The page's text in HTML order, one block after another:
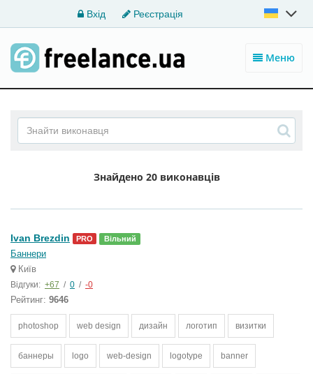
Вхід Реєстрація
Меню
Знайдено 20 виконавців
Ivan Brezdin PRO Вільний
Баннери
Київ
Відгуки: +67 / 0 / -0
Рейтинг: 9646
photoshop web design дизайн логотип визитки
баннеры logo web-design logotype banner